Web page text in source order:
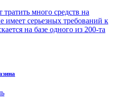
тратить много средств на
имеет серьезных требований к
на базе одного из 200-та